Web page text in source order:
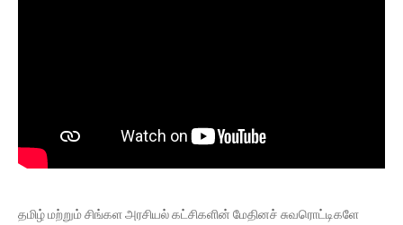
தமிழ் மற்றும் சிங்கள அரசியல் கட்சிகளின் மேதினச் சுவரொட்டிகளே